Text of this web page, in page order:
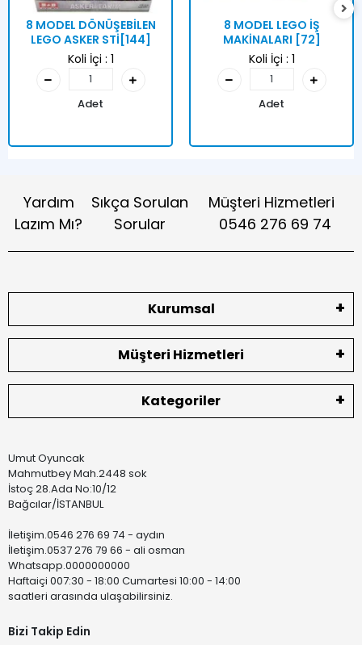
8 MODEL DÖNÜŞEBİLEN
LEGO ASKER STİ[144]
Koli İçi : 1
Adet
8 MODEL LEGO İŞ
MAKİNALARI [72]
Koli İçi : 1
Adet
Yardım
Lazım Mı?
Sıkça Sorulan
Sorular
Müşteri Hizmetleri
0546 276 69 74
Kurumsal
Müşteri Hizmetleri
Kategoriler
Umut Oyuncak
Mahmutbey Mah.2448 sok
İstoç 28.Ada No:10/12
Bağcılar/İSTANBUL
İletişim.0546 276 69 74 - aydın
İletişim.0537 276 79 66 - ali osman
Whatsapp.0000000000
Haftaiçi 007:30 - 18:00 Cumartesi 10:00 - 14:00
saatleri arasında ulaşabilirsiniz.
Bizi Takip Edin